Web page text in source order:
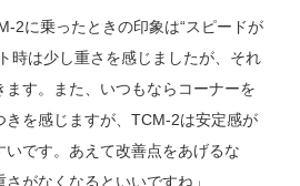
2に乗ったときの印象は“スピードが
時は少し重さを感じましたが、それ
ます。また、いつもならコーナーを
きを感じますが、TCM-2は安定感が
いです。あえて改善点をあげるな
がなくなるといいですね」